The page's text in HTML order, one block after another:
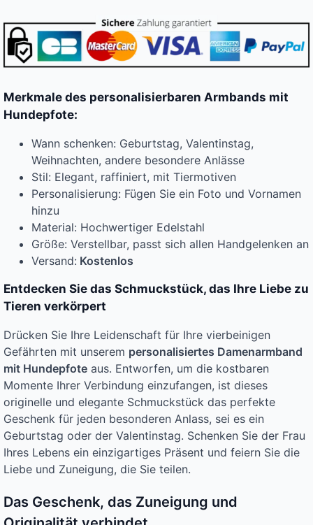
Merkmale des personalisierbaren Armbands mit
Hundepfote:
Wann schenken: Geburtstag, Valentinstag,
Weihnachten, andere besondere Anlässe
Stil: Elegant, raffiniert, mit Tiermotiven
Personalisierung: Fügen Sie ein Foto und Vornamen
hinzu
Material: Hochwertiger Edelstahl
Größe: Verstellbar, passt sich allen Handgelenken an
Versand: Kostenlos
Entdecken Sie das Schmuckstück, das Ihre Liebe zu
Tieren verkörpert
Drücken Sie Ihre Leidenschaft für Ihre vierbeinigen
Gefährten mit unserem personalisiertes Damenarmband
mit Hundepfote aus. Entworfen, um die kostbaren
Momente Ihrer Verbindung einzufangen, ist dieses
originelle und elegante Schmuckstück das perfekte
Geschenk für jeden besonderen Anlass, sei es ein
Geburtstag oder der Valentinstag. Schenken Sie der Frau
Ihres Lebens ein einzigartiges Präsent und feiern Sie die
Liebe und Zuneigung, die Sie teilen.
Das Geschenk, das Zuneigung und